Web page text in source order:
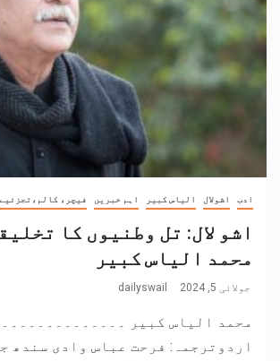
ادب اشولال الیاس کبیر اہم خبریں فیچر، کالم،تجزئیے
اشو لال: تل وطنیوں کا
محمد الیاس کبیر
جولائی 5, 2024 dailyswail
محمد الیاس کبیر
اردوترجمہ: فرحت عباس وادی سندھ